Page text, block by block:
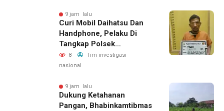
9 jam lalu
Curi Mobil Daihatsu Dan
Handphone, Pelaku Di
Tangkap Polsek
Perhentian Raja
8
Tim investigasi
nasional
9 jam lalu
Dukung Ketahanan
Pangan, Bhabinkamtibmas